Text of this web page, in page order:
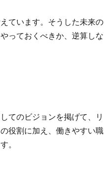
ています。そうした未来の
っておくべきか、逆算しな
てのビジョンを掲げて、リ
役割に加え、働きやすい職
。